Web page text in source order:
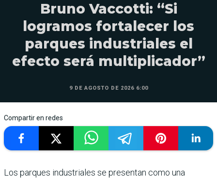
Bruno Vaccotti: “Si
logramos fortalecer los
parques industriales el
efecto será multiplicador”
9 DE AGOSTO DE 2026 6:00
Compartir en redes
Los parques industriales se presentan como una